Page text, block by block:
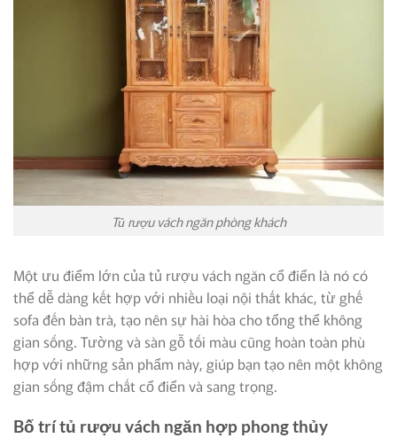
Tủ rượu vách ngăn phòng khách
Một ưu điểm lớn của tủ rượu vách ngăn cổ điển là nó có
thể dễ dàng kết hợp với nhiều loại nội thất khác, từ ghế
sofa đến bàn trà, tạo nên sự hài hòa cho tổng thể không
gian sống. Tường và sàn gỗ tối màu cũng hoàn toàn phù
hợp với những sản phẩm này, giúp bạn tạo nên một không
gian sống đậm chất cổ điển và sang trọng.
Bố trí tủ rượu vách ngăn hợp phong thủy